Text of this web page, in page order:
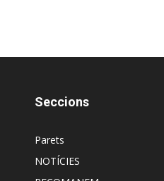
Seccions
Parets
NOTÍCIES